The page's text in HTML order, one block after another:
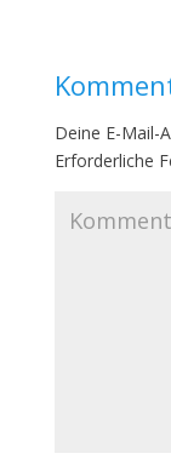
Deine E-Mail-
Erforderliche